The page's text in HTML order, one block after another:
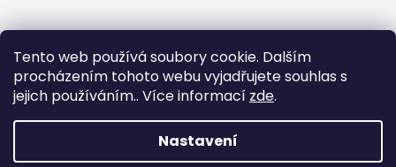
Tento web používá soubory cookie. Dalším
procházením tohoto webu vyjadřujete souhlas s
jejich používáním.. Více informací zde.
Nastavení